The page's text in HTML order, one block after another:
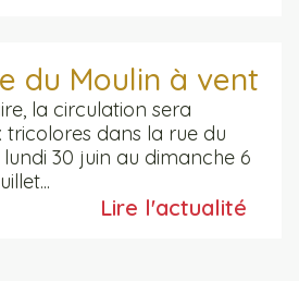
du Moulin à vent
la circulation sera
dans la rue du
30 juin au dimanche 6
Lire l'actualité